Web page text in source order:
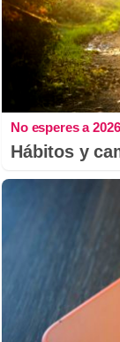
No esperes a 2026
Hábitos y